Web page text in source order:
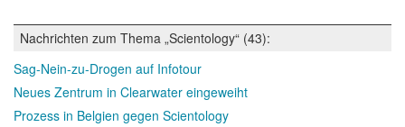
Nachrichten zum Thema „Scientology“ (43):
Sag-Nein-zu-Drogen auf Infotour
Neues Zentrum in Clearwater eingeweiht
Prozess in Belgien gegen Scientology